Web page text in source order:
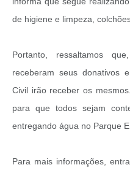
de higiene e limpeza,
Portanto, ressaltamos
receberam seus donativos
Civil irão receber os
para que todos sejam
entregando água no Parque
Para mais informações,